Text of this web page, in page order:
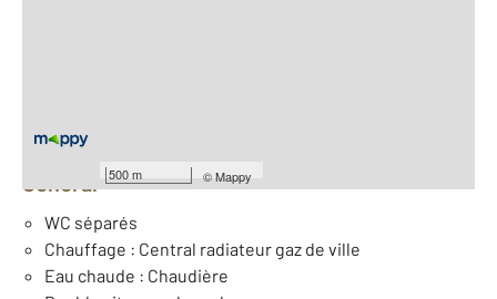
500 m ©Mappy
Équipements
Général
WC séparés
Chauffage : Central radiateur gaz de ville
Eau chaude : Chaudière